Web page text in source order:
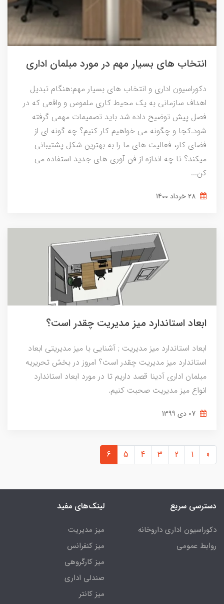
انتخاب های بسیار مهم در مورد مبلمان اداری
دکوراسیون اداری و انتخاب های بسیار مهم:هنگام تبدیل
اهداف سازمانی به یک محیط کاری ملموس و واقعی که در
فصل پیش توضیح داده شد باید تصمیمات مهمی گرفته
شود.کجا و چگونه می خواهیم کار کنیم؟ چه گونه ای از
فضای کار، فعالیت های ما را به بهترین شکل پشتیبانی
میکند؟ تا چه اندازه از فن آوری های جدید استفاده می
کن...
ابعاد استاندارد میز مدیریت چقدر است؟
ابعاد استاندارد میز مدیریت ; آشنایی با میز مدیریتی ابعاد
استاندارد میز مدیریت چقدر است؟ امروز در بخش تحریریه
مبلمان اداری آدینا قصد داریم تا در مورد ابعاد استاندارد
انواع میز مدیریت صحبت کنیم.
«
1
2
3
4
5
6
دسترسی سریع
دکوراسیون اداری داروخانه
روابط عمومی
لینک‌های مفید
میز مدیریت
میز کنفرانس
میز کارگروهی
صندلی اداری
میز کانتر